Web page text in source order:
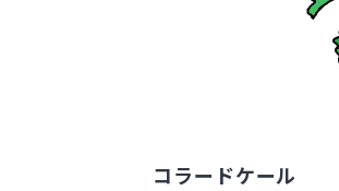
コラードケール